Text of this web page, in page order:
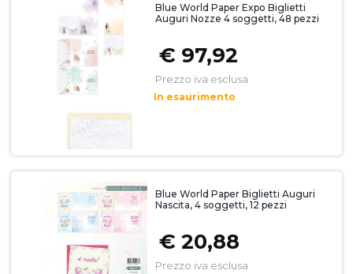
Blue World Paper Expo Biglietti
Auguri Nozze 4 soggetti, 48 pezzi
€ 97,92
Prezzo iva esclusa
In esaurimento
Blue World Paper Biglietti Auguri
Nascita, 4 soggetti, 12 pezzi
€ 20,88
Prezzo iva esclusa